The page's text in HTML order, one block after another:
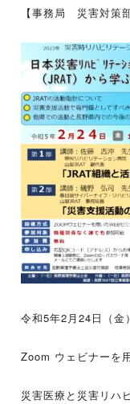
【事務局 災害対策
令和5年2月24日（
Zoom ウェビナーを
災害医療と災害リハ